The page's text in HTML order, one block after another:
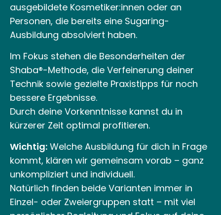
ausgebildete Kosmetiker:innen oder an
Personen, die bereits eine Sugaring-
Ausbildung absolviert haben.
Im Fokus stehen die Besonderheiten der
Shaba®-Methode, die Verfeinerung deiner
Technik sowie gezielte Praxistipps für noch
bessere Ergebnisse.
Durch deine Vorkenntnisse kannst du in
kürzerer Zeit optimal profitieren.
Wichtig: Welche Ausbildung für dich in Frage
kommt, klären wir gemeinsam vorab – ganz
unkompliziert und individuell.
Natürlich finden beide Varianten immer in
Einzel- oder Zweiergruppen statt – mit viel